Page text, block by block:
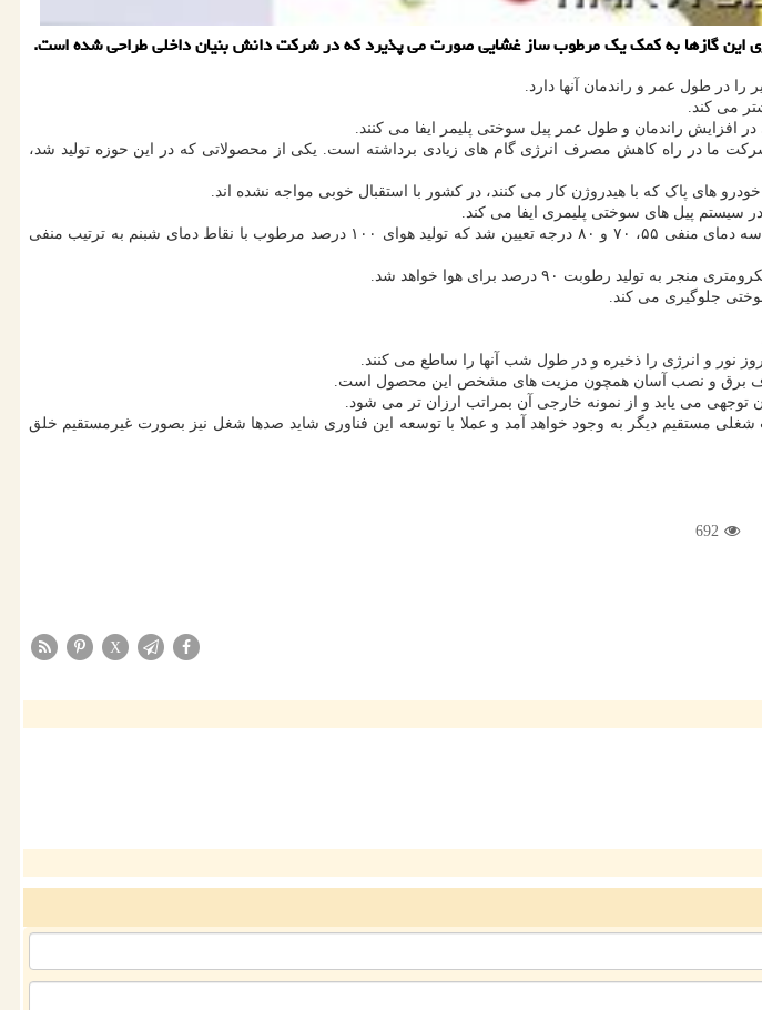
این گازها به کمک یک مرطوب ساز غشایی صورت می پذیرد که در شرکت دانش بنیان داخلی طراحی شده است.
در طول عمر و راندمان آنها دارد.
می کند.
افزایش راندمان و طول عمر پیل سوختی پلیمر ایفا می کنند.
ما در راه کاهش مصرف انرژی گام های زیادی برداشته است. یکی از محصولاتی که در این حوزه تولید شد،
های پاک که با هیدروژن کار می کنند، در کشور با استقبال خوبی مواجه نشده اند.
پیل های سوختی پلیمری ایفا می کند.
ساخت نمونه کارگاهی به همراه دستگاه تست مرطوب ساز انجام گرفته و منحنی های کار مرطوب ساز برای سه دمای منفی ۵۵، ۷۰ و ۸۰ درجه تعیین شد که تولید هوای ۱۰۰ درصد مرطوب با نقاط دمای شبنم به ترتیب منفی
نور و انرژی را ذخیره و در طول شب آنها را ساطع می کنند.
مصرف برق و نصب آسان همچون مزیت های مشخص این محصول است.
توجهی می یابد و از نمونه خارجی آن بمراتب ارزان تر می شود.
شغلی در این شرکت دانش بنیان به وجود آمده است و در آینده نزدیک نیز احیانا ۳۰ فرصت شغلی مستقیم دیگر به وجود خواهد آمد و عملا با توسعه این فناوری شاید صدها شغل نیز بصورت غیرمستقیم خلق
692
X